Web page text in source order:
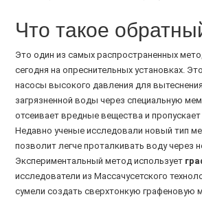
Что такое
Это один из самых распространенных
сегодня на опреснительных установках.
насосы высокого давления для
загрязненной воды через специальную
отсеивает вредные вещества и
Недавно ученые исследовали новый тип
позволит легче проталкивать воду через
Экспериментальный метод использует
исследователи из Массачусетского
сумели создать сверхтонкую графеновую